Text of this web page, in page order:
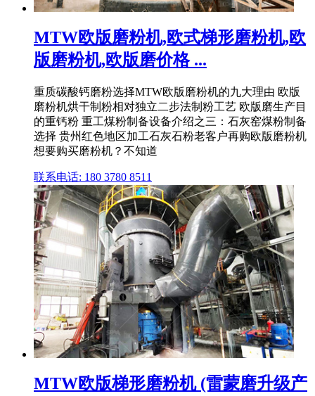
MTW欧版磨粉机,欧式梯形磨粉机,欧
版磨粉机,欧版磨价格 ...
重质碳酸钙磨粉选择MTW欧版磨粉机的九大理由 欧版
磨粉机烘干制粉相对独立二步法制粉工艺 欧版磨生产目
的重钙粉 重工煤粉制备设备介绍之三：石灰窑煤粉制备
选择 贵州红色地区加工石灰石粉老客户再购欧版磨粉机
想要购买磨粉机？不知道
联系电话: 180 3780 8511
MTW欧版梯形磨粉机 (雷蒙磨升级产